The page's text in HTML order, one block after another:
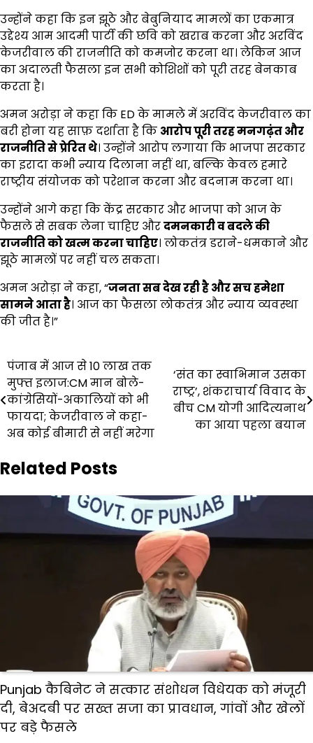
उन्होंने कहा कि इन झूठे और बेबुनियाद मामलों का एकमात्र
उद्देश्य आम आदमी पार्टी की छवि को खराब करना और अरविंद
केजरीवाल की राजनीति को कमजोर करना था। लेकिन आज
का अदालती फैसला इन सभी कोशिशों को पूरी तरह बेनकाब
करता है।
अमन अरोड़ा ने कहा कि ED के मामले में अरविंद केजरीवाल का
बरी होना यह साफ़ दर्शाता है कि आरोप पूरी तरह मनगढ़ंत और
राजनीति से प्रेरित थे। उन्होंने आरोप लगाया कि भाजपा सरकार
का इरादा कभी न्याय दिलाना नहीं था, बल्कि केवल हमारे
राष्ट्रीय संयोजक को परेशान करना और बदनाम करना था।
उन्होंने आगे कहा कि केंद्र सरकार और भाजपा को आज के
फैसले से सबक लेना चाहिए औरदमनकारी व बदले की
राजनीति को खत्म करना चाहिए। लोकतंत्र डराने-धमकाने और
झूठे मामलों पर नहीं चल सकता।
अमन अरोड़ा ने कहा, “जनता सब देख रही है और सच हमेशा
सामने आता है। आज का फैसला लोकतंत्र और न्याय व्यवस्था
की जीत है।”
Post
navigation
पंजाब में आज से ₹10 लाख तक
मुफ्त इलाज:CM मान बोले-
कांग्रेसियों-अकालियों को भी
फायदा; केजरीवाल ने कहा-
अब कोई बीमारी से नहीं मरेगा
‘संत का स्वाभिमान उसका
राष्ट्र’, शंकराचार्य विवाद के
बीच CM योगी आदित्यनाथ
का आया पहला बयान
Related Posts
Punjab कैबिनेट ने सत्कार संशोधन विधेयक को मंजूरी
दी, बेअदबी पर सख्त सजा का प्रावधान, गांवों और खेलों
पर बड़े फैसले